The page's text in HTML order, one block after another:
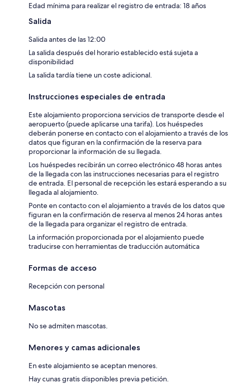
Edad mínima para realizar el registro de entrada: 18 años
Salida
Salida antes de las 12:00
La salida después del horario establecido está sujeta a
disponibilidad
La salida tardía tiene un coste adicional.
Instrucciones especiales de entrada
Este alojamiento proporciona servicios de transporte desde el
aeropuerto (puede aplicarse una tarifa). Los huéspedes
deberán ponerse en contacto con el alojamiento a través de los
datos que figuran en la confirmación de la reserva para
proporcionar la información de su llegada.
Los huéspedes recibirán un correo electrónico 48 horas antes
de la llegada con las instrucciones necesarias para el registro
de entrada. El personal de recepción les estará esperando a su
llegada al alojamiento.
Ponte en contacto con el alojamiento a través de los datos que
figuran en la confirmación de reserva al menos 24 horas antes
de la llegada para organizar el registro de entrada.
La información proporcionada por el alojamiento puede
traducirse con herramientas de traducción automática
Formas de acceso
Recepción con personal
Mascotas
No se admiten mascotas.
Menores y camas adicionales
En este alojamiento se aceptan menores.
Hay cunas gratis disponibles previa petición.